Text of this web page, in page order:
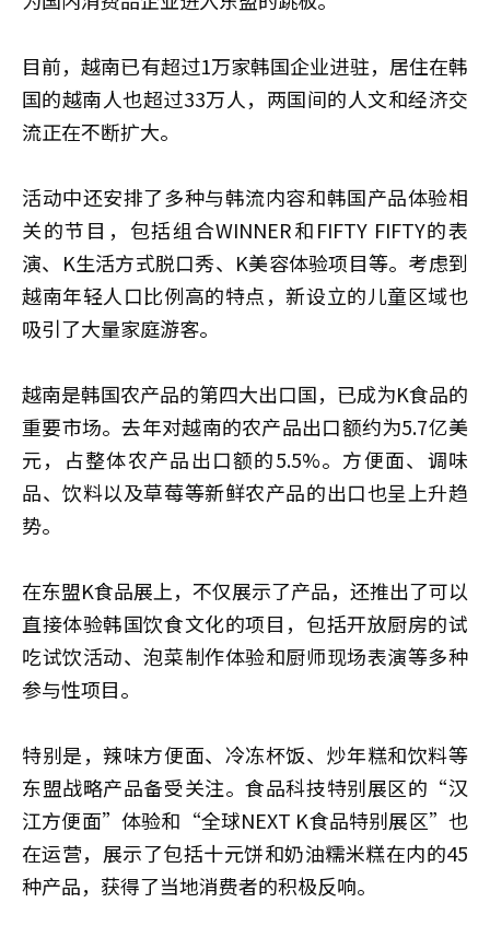
目前，越南已有超过1万家韩国企业进驻，居住在韩
国的越南人也超过33万人，两国间的人文和经济交
流正在不断扩大。
活动中还安排了多种与韩流内容和韩国产品体验相
关的节目，包括组合WINNER和FIFTY FIFTY的表
演、K生活方式脱口秀、K美容体验项目等。考虑到
越南年轻人口比例高的特点，新设立的儿童区域也
吸引了大量家庭游客。
越南是韩国农产品的第四大出口国，已成为K食品的
重要市场。去年对越南的农产品出口额约为5.7亿美
元，占整体农产品出口额的5.5%。方便面、调味
品、饮料以及草莓等新鲜农产品的出口也呈上升趋
势。
在东盟K食品展上，不仅展示了产品，还推出了可以
直接体验韩国饮食文化的项目，包括开放厨房的试
吃试饮活动、泡菜制作体验和厨师现场表演等多种
参与性项目。
特别是，辣味方便面、冷冻杯饭、炒年糕和饮料等
东盟战略产品备受关注。食品科技特别展区的“汉
江方便面”体验和“全球NEXT K食品特别展区”也
在运营，展示了包括十元饼和奶油糯米糕在内的45
种产品，获得了当地消费者的积极反响。